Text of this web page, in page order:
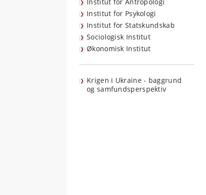
Institut for Psykologi
Institut for Statskundskab
Sociologisk Institut
Økonomisk Institut
Krigen i Ukraine - baggrund
og samfundsperspektiv